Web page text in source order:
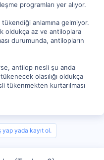
programları yer alıyor.
anlamına gelmiyor.
oldukça az ve antiloplara
durumunda, antilopların
antilop nesli şu anda
olasılığı oldukça
tükenmekten kurtarılması
yada kayıt ol.